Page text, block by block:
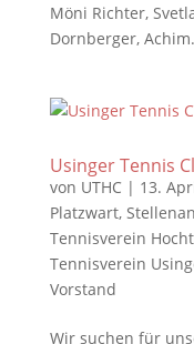
Möni Richter,
Dornberger,
Usinger Tennis
von UTHC| 13.
Platzwart,
Tennisverein
Tennisverein
Vorstand
Wir suchen für